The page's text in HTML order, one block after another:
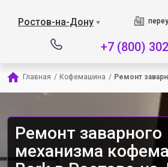
Ростов-на-Дону ▼
+7 (800)
Главная / Кофемашина / Ремонт
Ремонт заварного
механизма